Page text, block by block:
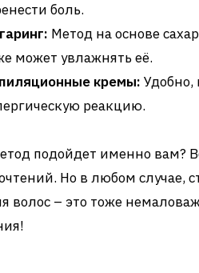
боль.
Метод на основе
может увлажнять её.
кремы: Удобно,
реакцию.
подойдет именно вам?
Но в любом случае,
волос – это тоже